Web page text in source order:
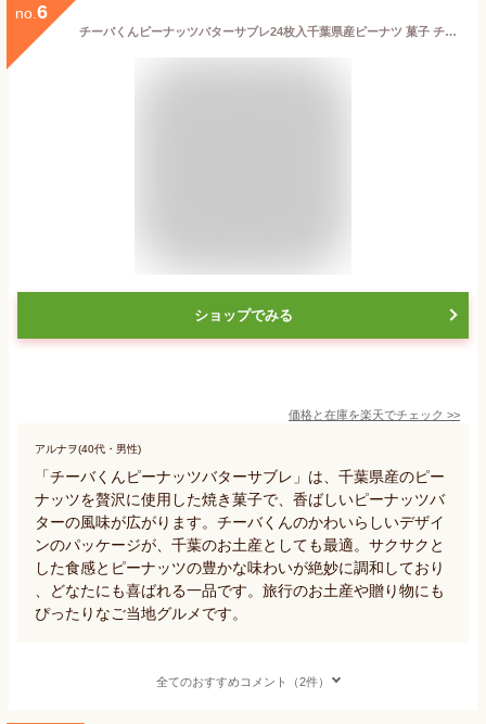
no. 6
チーバくんピーナッツバターサブレ24枚入千葉県産ピーナツ 菓子 チーバくん クッキー 焼き菓子 千葉 お土産 ご当地 お取寄せ ゆるキャラ 千葉 ご当地 グルメ お土産
ショップでみる
価格と在庫を楽天でチェック >>
アルナヲ(40代・男性)
「チーバくんピーナッツバターサブレ」は、千葉県産のピー
ナッツを贅沢に使用した焼き菓子で、香ばしいピーナッツバ
ターの風味が広がります。チーバくんのかわいらしいデザイ
ンのパッケージが、千葉のお土産としても最適。サクサクと
した食感とピーナッツの豊かな味わいが絶妙に調和しており
、どなたにも喜ばれる一品です。旅行のお土産や贈り物にも
ぴったりなご当地グルメです。
全てのおすすめコメント（2件）